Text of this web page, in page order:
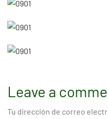
Leave a
Tu dirección de correo